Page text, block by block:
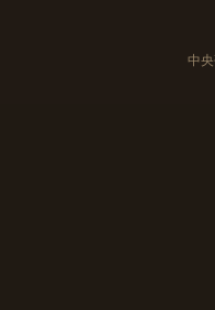
中